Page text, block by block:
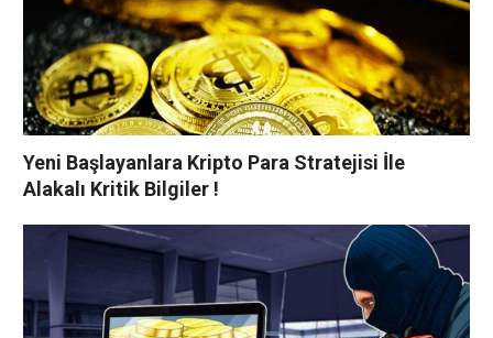
Yeni Başlayanlara Kripto Para Stratejisi İle
Alakalı Kritik Bilgiler !